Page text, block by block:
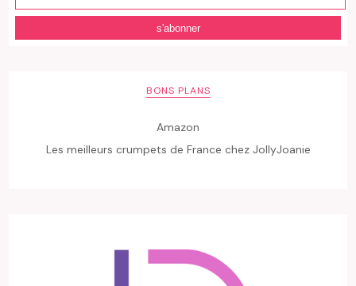
BONS PLANS
Amazon
Les meilleurs crumpets de France chez JollyJoanie